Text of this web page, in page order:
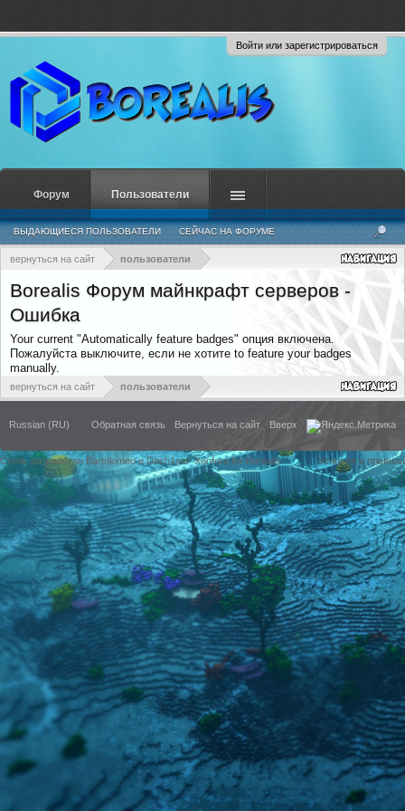
Войти или зарегистрироваться
вернуться на сайт пользователи
Borealis Форум майнкрафт серверов -
Ошибка
Your current "Automatically feature badges" опция включена.
Пожалуйста выключите, если не хотите to feature your badges
manually.
вернуться на сайт пользователи
Форум Пользователи
ВЫДАЮЩИЕСЯ ПОЛЬЗОВАТЕЛИ СЕЙЧАС НА ФОРУМЕ
НЕДАВНЯЯ АКТИВНОСТЬ НОВЫЕ СООБЩЕНИЯ ПРОФИЛЯ
Russian (RU) Обратная связь Вернуться на сайт Вверх
Стиль разработан Bartolomeo и Dech1moXenforo for Borealis Условия и правила